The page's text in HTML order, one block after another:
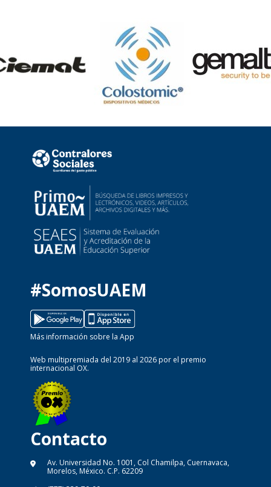
#SomosUAEM
Más información sobre la App
Web multipremiada del 2019 al 2026 por el premio
internacional OX.
Contacto
Av. Universidad No. 1001, Col Chamilpa, Cuernavaca,
Morelos, México. C.P. 62209